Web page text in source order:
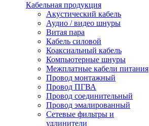
Кабельная продукция
Акустический кабель
Аудио / видео шнуры
Витая пара
Кабель силовой
Коаксиальный кабель
Компьютерные шнуры
Межплатные кабели питания
Провод монтажный
Провод ПГВА
Провод соединительный
Провод эмалированный
Сетевые фильтры и
удлинители